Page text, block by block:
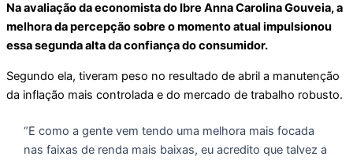
Na avaliação da economista do Ibre Anna Carolina Gouveia, a
melhora da percepção sobre o momento atual impulsionou
essa segunda alta da confiança do consumidor.
Segundo ela, tiveram peso no resultado de abril a manutenção
da inflação mais controlada e do mercado de trabalho robusto.
“E como a gente vem tendo uma melhora mais focada
nas faixas de renda mais baixas, eu acredito que talvez a